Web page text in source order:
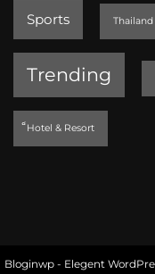
Sports Thailand
Trending
็Hotel & Resort
Bloginwp - Elegent